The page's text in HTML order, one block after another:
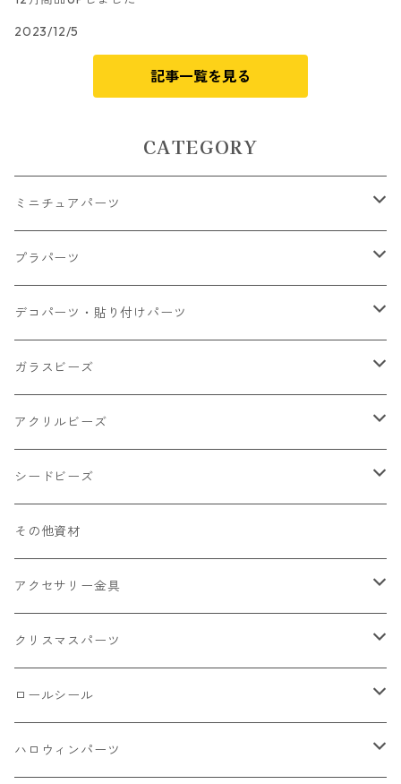
2023/12/5
記事一覧を見る
CATEGORY
ミニチュアパーツ
大きいパーツ グラス系
小さいパーツ グラス系
小物
カップ
プラパーツ
ナスカン カニカン
リング イヤリング パーツ
チェーンパーツ
プラチャーム
デコパーツ・貼り付けパーツ
食べ物系
キャンディ
ドーナツ
アイス
パン
ゼリー
アニマル系
うさぎ
くま
スライス棒
フレーク カット済
シール付き
フルーツ系 野菜果物
お花
ミニパーツ ネイル
雑貨系
ガラスビーズ
ミレフィオリ
ランプワーク
キャッツアイ
アクリルビーズ
丸玉6㎜ ラウンド
丸玉8㎜ ラウンド
カボチャ
クラック
ソロバン型
アルファベット
シードビーズ
ミックス
2㎜
不透明
3㎜
不透明タイプ
ミックスタイプ
4㎜
その他資材
アクセサリー金具
カラー丸カン
10㎜
ボールチップ
ピアスパーツ
クリスマスパーツ
プラチャーム
デコパーツ 貼り付けパーツ
ロールシール
サンキュー
ハロウィンパーツ